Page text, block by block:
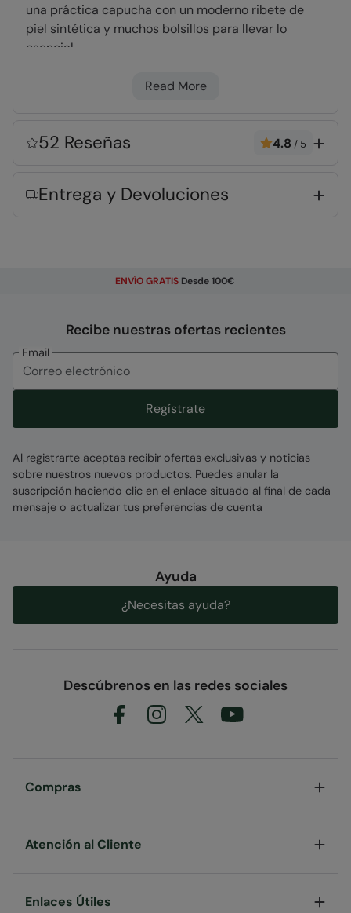
una práctica capucha con un moderno ribete de
piel sintética y muchos bolsillos para llevar lo
esencial.
- El tejido permite la evacuación
manteniéndole fresco y cómodo. Resistencia
nominal de 3000g
duradera que protege el tejido. Lluvia ligera o
transpiración afectarán el rendimiento y la
Faldón Paranieve- Para que la nieve no entre
en tu chaqueta si caes. Enteramente atado a
la chaqueta
Piel Sintética Desmontable- La piel
sintética añade calor y comodidad a la
capucha y es fácil de desmontar
Bolsillo de manga para el pase
- Para tener
un acceso rápido o utilizar tu pase electrónico
Detalles técnicos
Composición del tejido
Entidad Responsable
Mountain Warehouse Polska Spółka z Ograniczoną
Read More
52 Reseñas 4.8 / 5
Entrega y Devoluciones
ENVÍO GRATISDesde 100€
Recibe nuestras ofertas recientes
Email
Regístrate
Al registrarte aceptas recibir ofertas exclusivas y noticias
sobre nuestros nuevos productos. Puedes anular la
suscripción haciendo clic en el enlace situado al final de cada
mensaje o actualizar tus preferencias de cuenta
Ayuda
¿Necesitas ayuda?
Descúbrenos en las redes sociales
Compras
Atención al Cliente
Enlaces Útiles